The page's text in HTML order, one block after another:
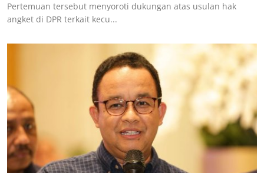
Pertemuan tersebut menyoroti dukungan atas usulan hak
angket di DPR terkait kecu...